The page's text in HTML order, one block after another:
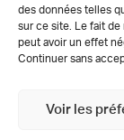
des données telles
sur ce site. Le fait
peut avoir un effet
Continuer sans
Voir les